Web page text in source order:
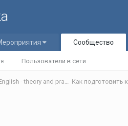
Сообщество
Пользователи в сети
Теория и практика обучения английскому языку/Teaching English - theory and practice